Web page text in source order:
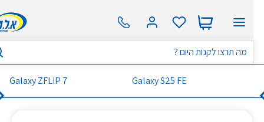
Galaxy S25 FE
Galaxy ZFLIP 7